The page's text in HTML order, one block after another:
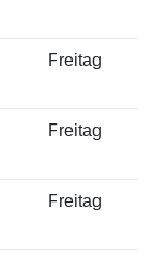
Freitag
Freitag
Freitag